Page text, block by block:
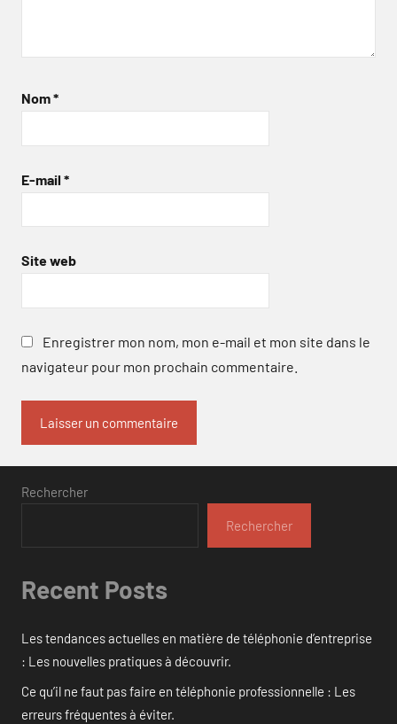
Nom*
E-mail *
Site web
Enregistrer mon nom, mon e-mail et mon site dans le
navigateur pour mon prochain commentaire.
Rechercher
Rechercher
Recent Posts
Les tendances actuelles en matière de téléphonie d’entreprise
: Les nouvelles pratiques à découvrir.
Ce qu’il ne faut pas faire en téléphonie professionnelle : Les
erreurs fréquentes à éviter.